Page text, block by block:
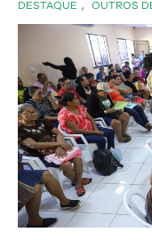
DESTAQUE , OUTROS